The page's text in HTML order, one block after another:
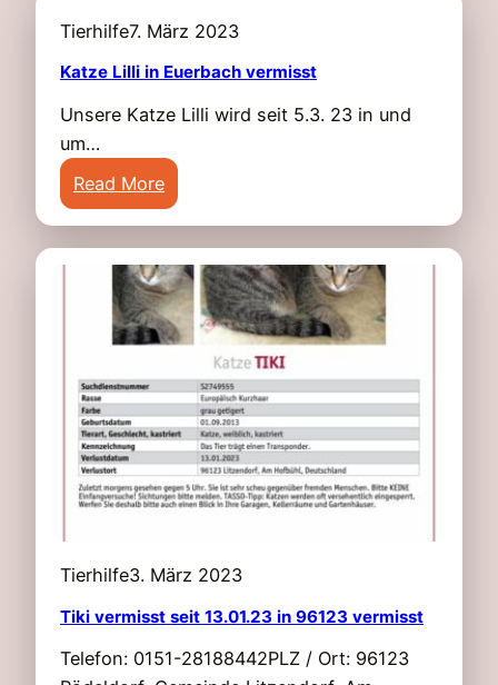
s
s
e
r
e
t
t
i
e
i
t
6
.
0
2
.
2
3
Tierhilfe7. März 2023
Katze Lilli in Euerbach vermisst
Unsere Katze Lilli wird seit 5.3. 23 in und
um…
Read More:
K
t
z
e
i
l
l
i
i
u
e
Tierhilfe3. März 2023
Tiki vermisst seit 13.01.23 in 96123 vermisst
Telefon: 0151-28188442PLZ / Ort: 96123